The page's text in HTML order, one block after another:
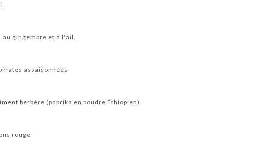
gingembre et a l'ail.
assaisonnées
berbère (paprika en poudre Éthiopien)
rouge